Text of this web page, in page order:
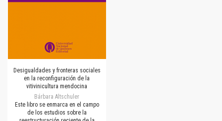
Desigualdades y fronteras sociales
en la reconfiguración de la
vitivinicultura mendocina
Bárbara Altschuler
Este libro se enmarca en el campo
de los estudios sobre la